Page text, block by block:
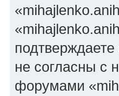
не согласны с
форумами